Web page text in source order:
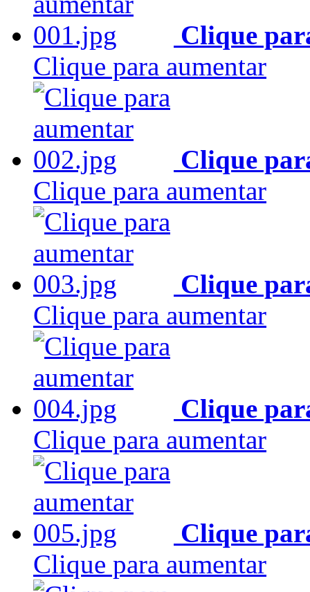
Clique
Clique para aumentar
Clique
Clique para aumentar
Clique
Clique para aumentar
Clique
Clique para aumentar
Clique
Clique para aumentar